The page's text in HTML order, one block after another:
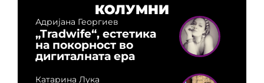
КОЛУМНИ
Адријана Георгиев
„Tradwife“, естетика
на покорност во
дигиталната ера
Катарина Лука